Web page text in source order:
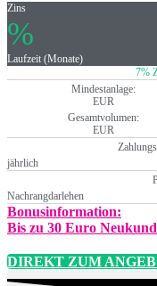
Zins
%
Laufzeit (Monate)
7%
Mindestanlage:
EUR
Gesamtvolumen:
EUR
jährlich
Nachrangdarlehen
Bonusinformation:
Bis zu 30 Euro
DIREKT ZUM